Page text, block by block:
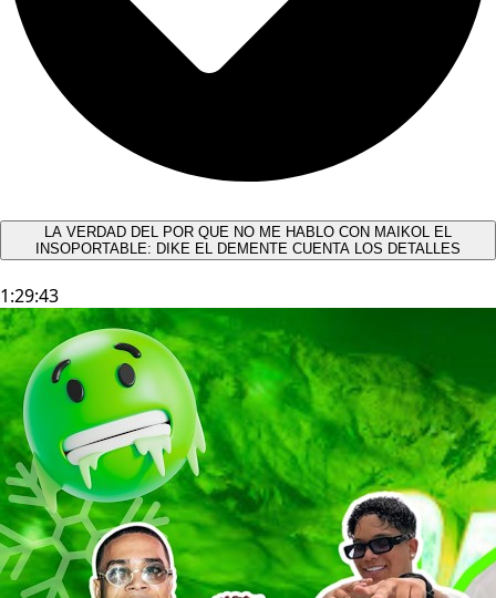
LA VERDAD DEL POR QUE NO ME HABLO CON MAIKOL EL
INSOPORTABLE: DIKE EL DEMENTE CUENTA LOS DETALLES
1:29:43